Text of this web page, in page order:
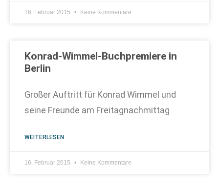
16. Februar 2015 Keine Kommentare
Konrad-Wimmel-Buchpremiere in
Berlin
Großer Auftritt für Konrad Wimmel und
seine Freunde am Freitagnachmittag
WEITERLESEN
16. Februar 2015 Keine Kommentare